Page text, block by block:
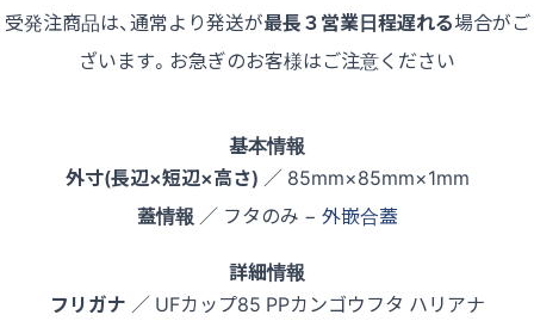
受発注商品は、通常より発送が最長３営業日程遅れる場合がご
ざいます。お急ぎのお客様はご注意ください
基本情報
外寸(長辺×短辺×高さ) ／ 85mm×85mm×1mm
蓋情報 ／ フタのみ − 外嵌合蓋
詳細情報
フリガナ ／ UFカップ85 PPカンゴウフタ ハリアナ